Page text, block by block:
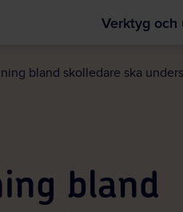
Verktyg och
bland skolledare ska
bland